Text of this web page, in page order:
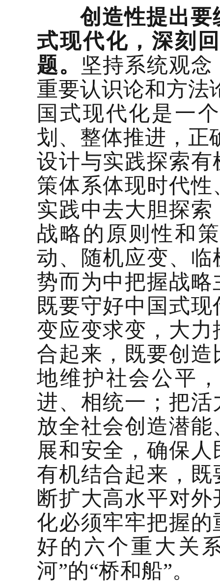
创造性提出要
式现代化，深刻
题。 坚持系统观
重要认识论和方法
国式现代化是一
划、整体推进，正
设计与实践探索
策体系体现时代
实践中去大胆探
战略的原则性和
动、随机应变、
势而为中把握战
既要守好中国式
变应变求变，大
合起来，既要创
地维护社会公平
进、相统一；把
放全社会创造潜
展和安全，确保
有机结合起来，
断扩大高水平对
化必须牢牢把握
好的六个重大关
河”的“桥和船”。